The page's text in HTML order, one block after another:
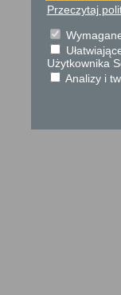
Przeczytaj
Użytkownika
Analizy i